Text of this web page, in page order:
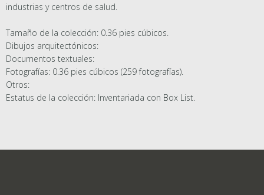
industrias y centros de salud.
Tamaño de la colección: 0.36 pies cúbicos.
Dibujos arquitectónicos:
Documentos textuales:
Fotografías: 0.36 pies cúbicos (259 fotografías).
Otros:
Estatus de la colección: Inventariada con Box List.